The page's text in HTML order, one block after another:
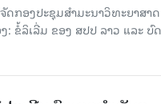
ດກອງປະຊຸມສຳມະນາວິທະຍາສາດ
: ຂໍ້ລິເລີ່ມ ຂອງ ສປປ ລາວ ແລະ ບົ